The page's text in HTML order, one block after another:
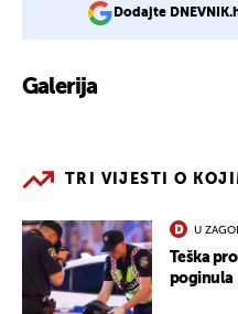
Dodajte
Galerija
TRI VIJESTI O
U
Teška
poginula